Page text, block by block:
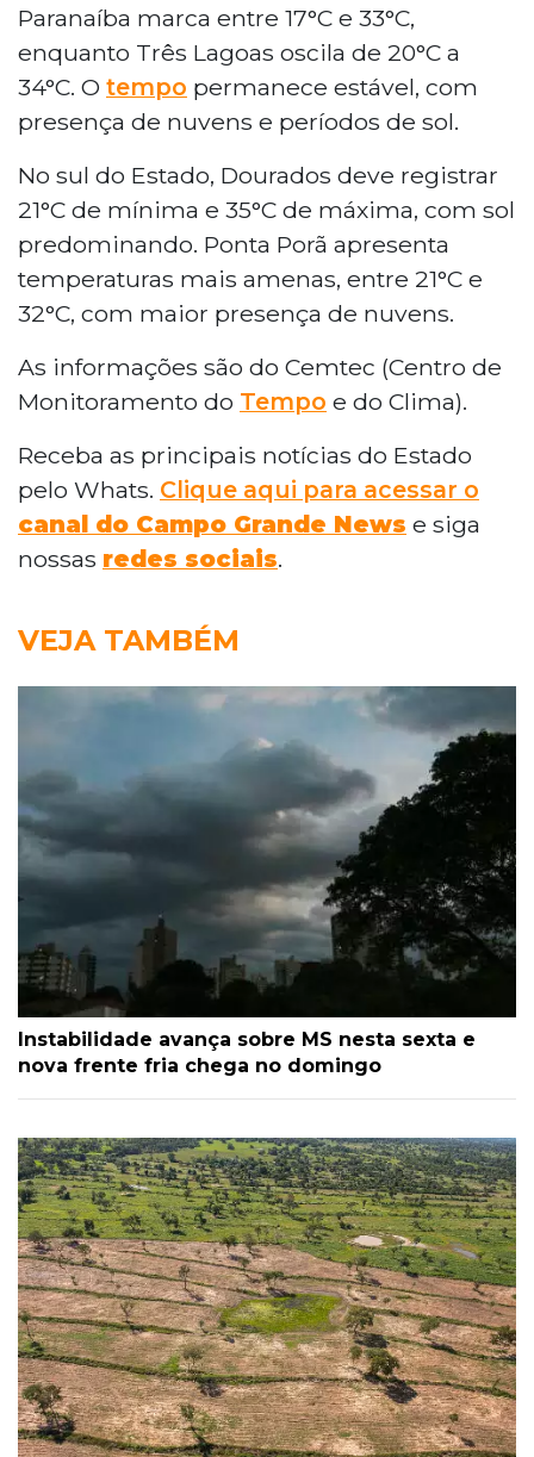
Paranaíba marca entre 17°C e 33°C,
enquanto Três Lagoas oscila de 20°C a
34°C. O tempo permanece estável, com
presença de nuvens e períodos de sol.
No sul do Estado, Dourados deve registrar
21°C de mínima e 35°C de máxima, com sol
predominando. Ponta Porã apresenta
temperaturas mais amenas, entre 21°C e
32°C, com maior presença de nuvens.
As informações são do Cemtec (Centro de
Monitoramento do Tempo e do Clima).
Receba as principais notícias do Estado
pelo Whats. Clique aqui para acessar o
canal do Campo Grande News e siga
nossas redes sociais.
VEJA TAMBÉM
Instabilidade avança sobre MS nesta sexta e
nova frente fria chega no domingo